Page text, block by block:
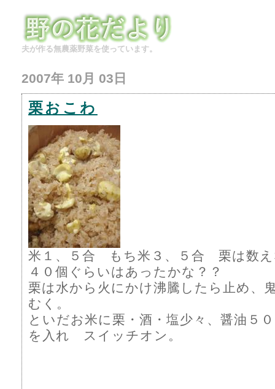
夫が作る無農薬野菜を使っています。
2007年 10月 03日
栗おこわ
米１、５合 もち米３、５合 栗は数
４０個ぐらいはあったかな？？
栗は水から火にかけ沸騰したら止め
むく。
といだお米に栗・酒・塩少々、醤油５
を入れ スイッチオン。